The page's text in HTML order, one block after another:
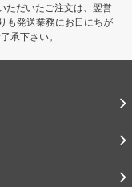
ただいたご注文は、翌営
も発送業務にお日にちが
承下さい。